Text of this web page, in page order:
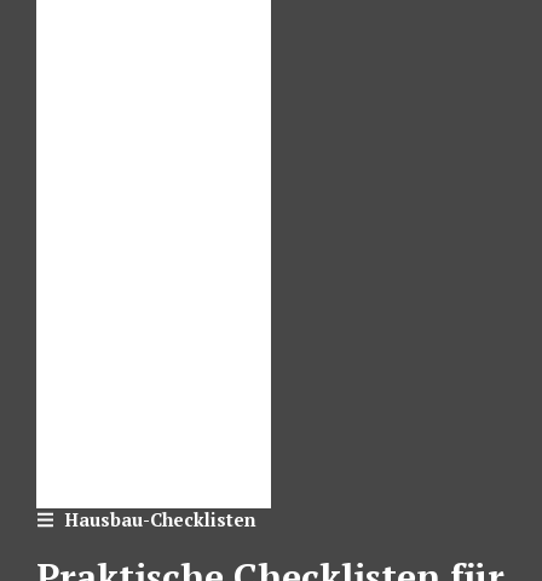
Hausbau-Checklisten